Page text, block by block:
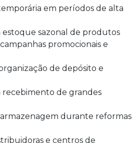
em períodos de alta
estoque sazonal de produtos
promocionais e
de depósito e
recebimento de grandes
durante reformas
e centros de